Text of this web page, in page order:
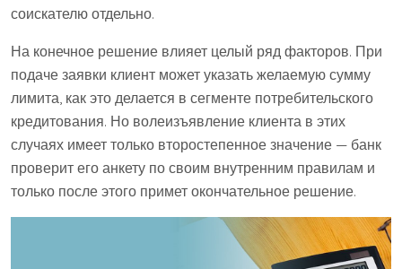
соискателю отдельно.
На конечное решение влияет целый ряд факторов. При
подаче заявки клиент может указать желаемую сумму
лимита, как это делается в сегменте потребительского
кредитования. Но волеизъявление клиента в этих
случаях имеет только второстепенное значение — банк
проверит его анкету по своим внутренним правилам и
только после этого примет окончательное решение.